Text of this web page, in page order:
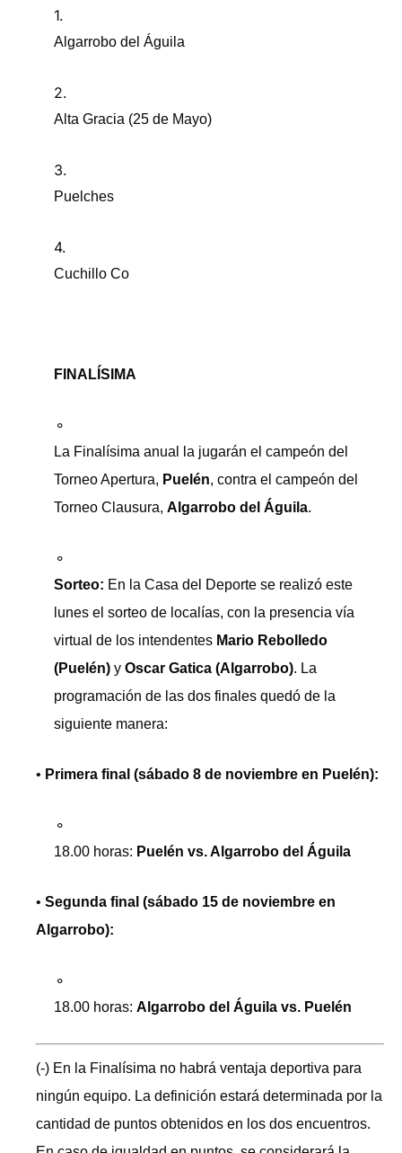
Algarrobo del Águila
Alta Gracia (25 de Mayo)
Puelches
Cuchillo Co
FINALÍSIMA
La Finalísima anual la jugarán el campeón del
Torneo Apertura, Puelén, contra el campeón del
Torneo Clausura, Algarrobo del Águila.
Sorteo: En la Casa del Deporte se realizó este
lunes el sorteo de localías, con la presencia vía
virtual de los intendentes Mario Rebolledo
(Puelén) y Oscar Gatica (Algarrobo). La
programación de las dos finales quedó de la
siguiente manera:
• Primera final (sábado 8 de noviembre en Puelén):
18.00 horas: Puelén vs. Algarrobo del Águila
• Segunda final (sábado 15 de noviembre en
Algarrobo):
18.00 horas: Algarrobo del Águila vs. Puelén
(-) En la Finalísima no habrá ventaja deportiva para
ningún equipo. La definición estará determinada por la
cantidad de puntos obtenidos en los dos encuentros.